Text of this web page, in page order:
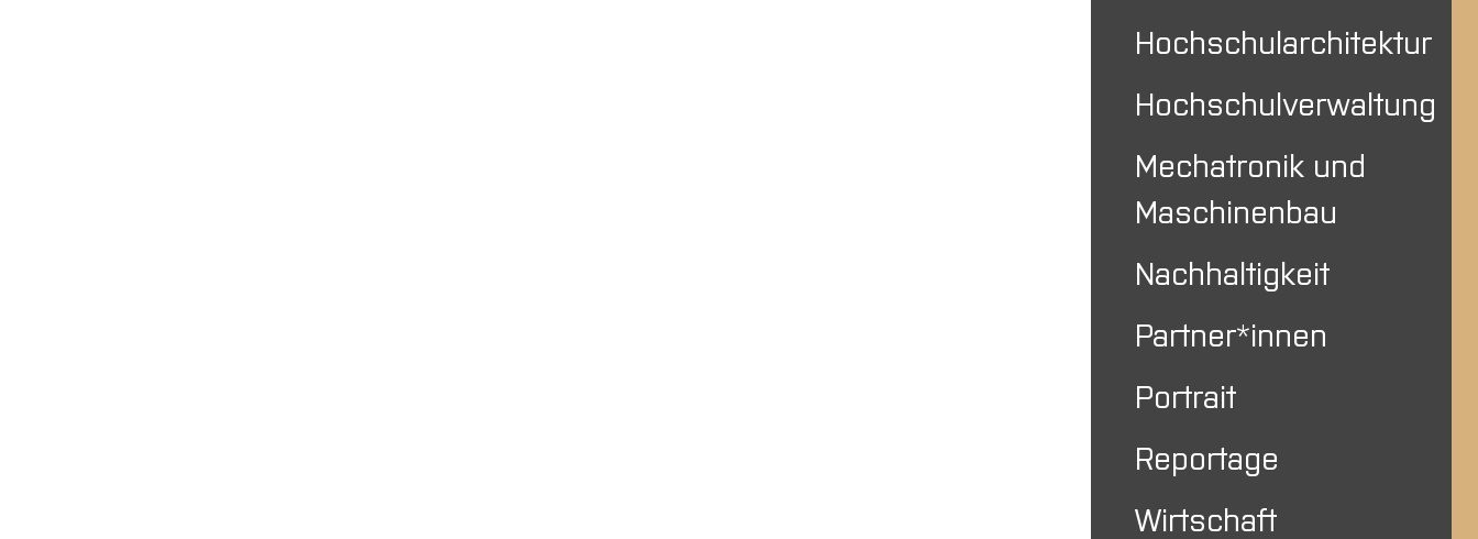
Hochschularchitektur
Hochschulverwaltung
Mechatronik und
Maschinenbau
Nachhaltigkeit
Partner*innen
Portrait
Reportage
Wirtschaft